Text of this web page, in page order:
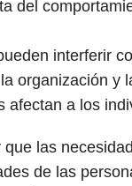
del
interferir
organización y
afectan a los
las
de las